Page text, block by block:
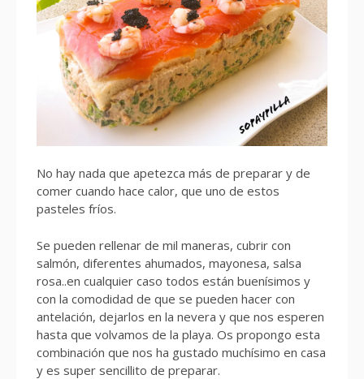
No hay nada que apetezca más de preparar y de
comer cuando hace calor, que uno de estos
pasteles fríos.
Se pueden rellenar de mil maneras, cubrir con
salmón, diferentes ahumados, mayonesa, salsa
rosa..en cualquier caso todos están buenísimos y
con la comodidad de que se pueden hacer con
antelación, dejarlos en la nevera y que nos esperen
hasta que volvamos de la playa. Os propongo esta
combinación que nos ha gustado muchísimo en casa
y es super sencillito de preparar.